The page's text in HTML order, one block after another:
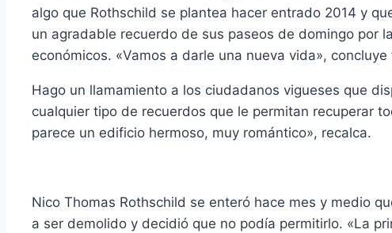
algo que Rothschild se plantea hacer entrado 2014 y
un agradable recuerdo de sus paseos de domingo por
económicos. «Vamos a darle una nueva vida», concluye
Hago un llamamiento a los ciudadanos vigueses que
cualquier tipo de recuerdos que le permitan recuperar
parece un edificio hermoso, muy romántico», recalca.
Nico Thomas Rothschild se enteró hace mes y medio
a ser demolido y decidió que no podía permitirlo. «La